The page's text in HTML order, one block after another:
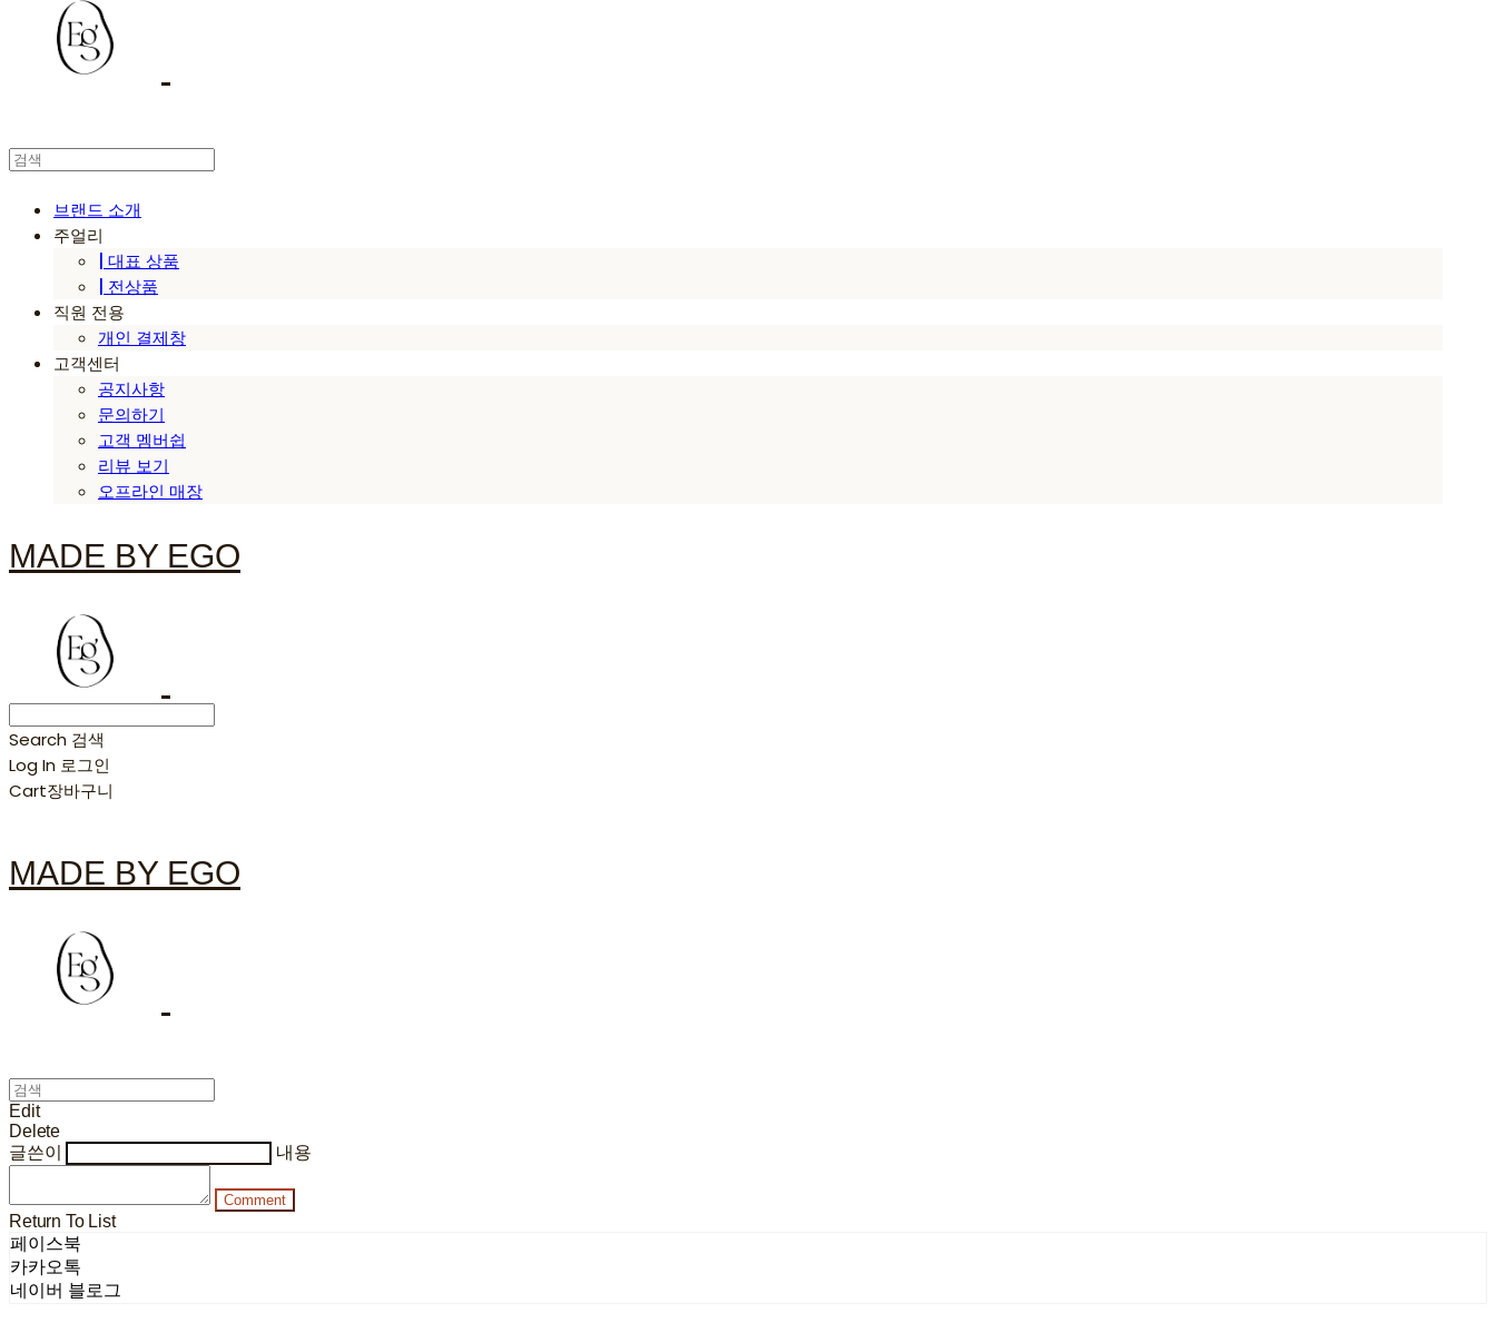
브랜드 소개
주얼리
| 대표 상품
| 전상품
직원 전용
개인 결제창
고객센터
공지사항
문의하기
고객 멤버쉽
리뷰 보기
오프라인 매장
MADE BY EGO
Search 검색
Log In 로그인
Cart장바구니
MADE BY EGO
Edit
Delete
글쓴이
내용
Comment
Return To List
페이스북
카카오톡
네이버 블로그